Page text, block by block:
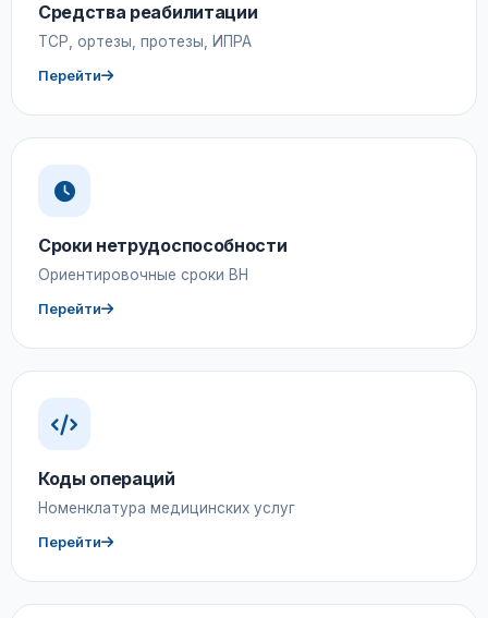
Средства реабилитации
ТСР, ортезы, протезы, ИПРА
Перейти
Сроки нетрудоспособности
Ориентировочные сроки ВН
Перейти
Коды операций
Номенклатура медицинских услуг
Перейти